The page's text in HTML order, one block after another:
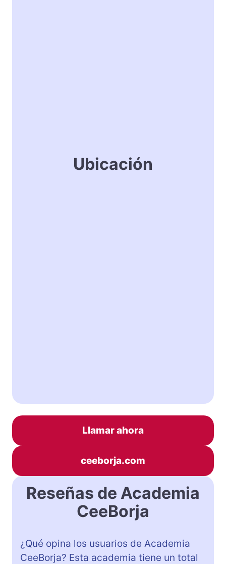
Ubicación
Llamar ahora
ceeborja.com
Reseñas de Academia
CeeBorja
¿Qué opina los usuarios de Academia
CeeBorja? Esta academia tiene un total